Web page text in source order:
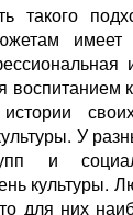
имеет
воспитанием
истории
У
и
культуры.
для них